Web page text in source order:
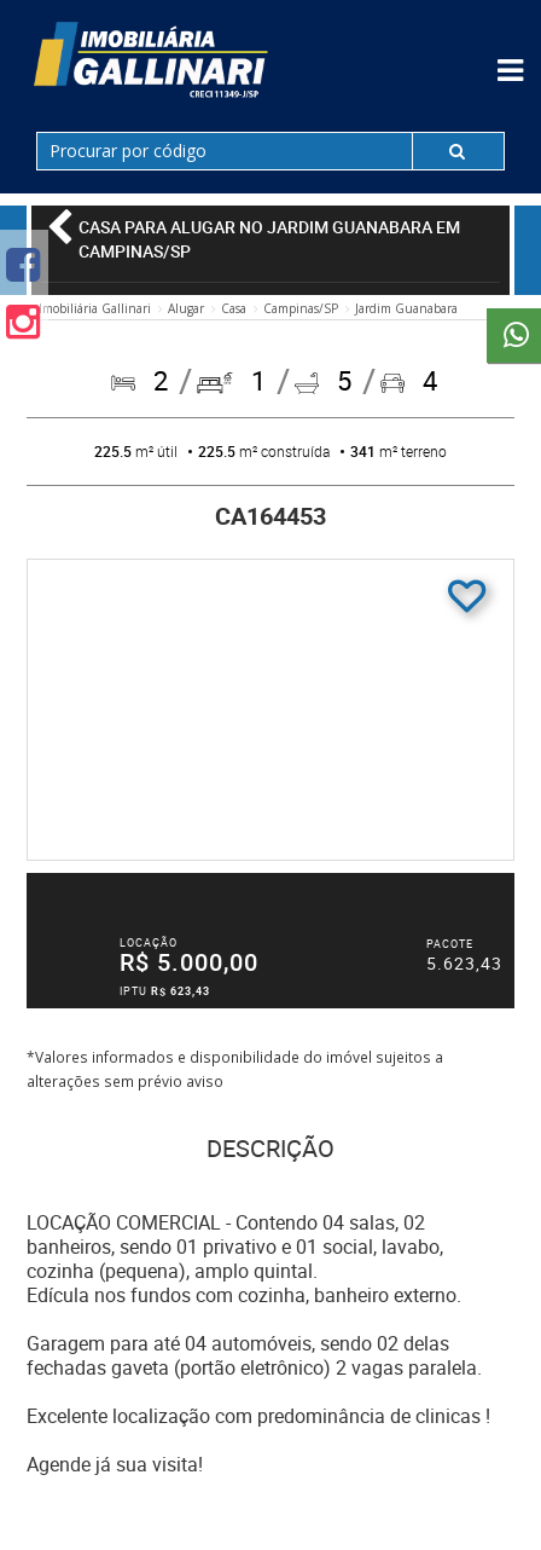
CASA PARA ALUGAR NO JARDIM GUANABARA EM
CAMPINAS/SP
Imobiliária Gallinari Alugar Casa Campinas/SP Jardim Guanabara
2 1 5 4
225.5m² útil 225.5m² construída 341 m² terreno
CA164453
LOCAÇÃO
R$ 5.000,00
PACOTE
5.623,43
IPTUR$ 623,43
*Valores informados e disponibilidade do imóvel sujeitos a
alterações sem prévio aviso
DESCRIÇÃO
LOCAÇÃO COMERCIAL - Contendo 04 salas, 02
banheiros, sendo 01 privativo e 01 social, lavabo,
cozinha (pequena), amplo quintal.
Edícula nos fundos com cozinha, banheiro externo.
Garagem para até 04 automóveis, sendo 02 delas
fechadas gaveta (portão eletrônico) 2 vagas paralela.
Excelente localização com predominância de clinicas !
Agende já sua visita!